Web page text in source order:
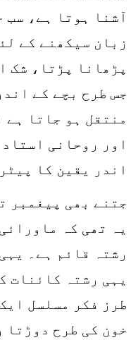
آشنا ہوتا ہے، سب
زبان سیکھنے کے
پڑھانا پڑتا، شک
جس طرح بچے کے
منتقل ہو جاتا ہے
اور روحانی
اندر یقین کا
جتنے بھی پیغمبر
یہ تھی کہ
رشتہ قائم ہے۔
یہی رشتہ کائنات
طرز فکر مسلسل
خون کی طرح دوڑتا